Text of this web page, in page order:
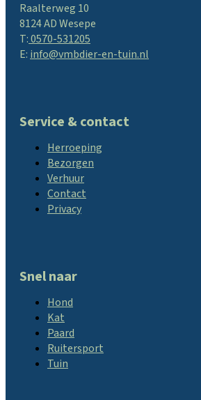
Raalterweg 10
8124 AD Wesepe
T:0570-531205
E: info@vmbdier-en-tuin.nl
Service & contact
Herroeping
Bezorgen
Verhuur
Contact
Privacy
Snel naar
Hond
Kat
Paard
Ruitersport
Tuin